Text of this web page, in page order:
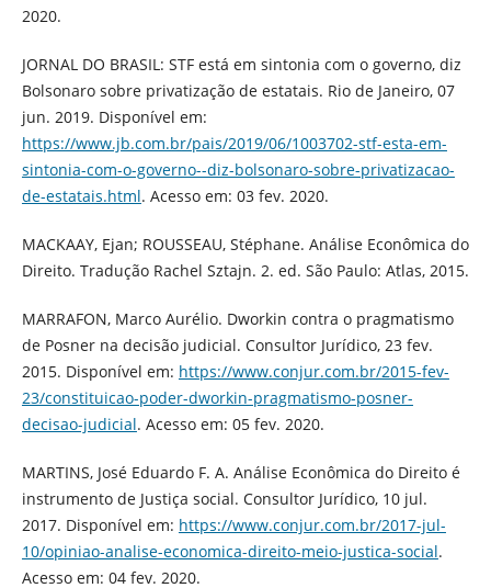
2020.
JORNAL DO BRASIL: STF está em sintonia com o governo, diz
Bolsonaro sobre privatização de estatais. Rio de Janeiro, 07
jun. 2019. Disponível em:
https://www.jb.com.br/pais/2019/06/1003702-stf-esta-em-
sintonia-com-o-governo--diz-bolsonaro-sobre-privatizacao-
de-estatais.html. Acesso em: 03 fev. 2020.
MACKAAY, Ejan; ROUSSEAU, Stéphane. Análise Econômica do
Direito. Tradução Rachel Sztajn. 2. ed. São Paulo: Atlas, 2015.
MARRAFON, Marco Aurélio. Dworkin contra o pragmatismo
de Posner na decisão judicial. Consultor Jurídico, 23 fev.
2015. Disponível em: https://www.conjur.com.br/2015-fev-
23/constituicao-poder-dworkin-pragmatismo-posner-
decisao-judicial. Acesso em: 05 fev. 2020.
MARTINS, José Eduardo F. A. Análise Econômica do Direito é
instrumento de Justiça social. Consultor Jurídico, 10 jul.
2017. Disponível em: https://www.conjur.com.br/2017-jul-
10/opiniao-analise-economica-direito-meio-justica-social.
Acesso em: 04 fev. 2020.